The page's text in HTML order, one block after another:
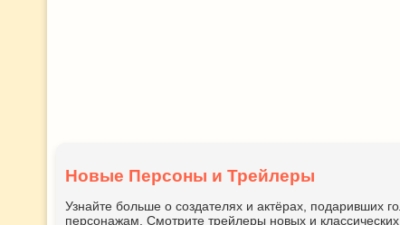
Новые Персоны и Трейлеры
Узнайте больше о создателях и актёрах, подаривших
персонажам. Смотрите трейлеры новых и